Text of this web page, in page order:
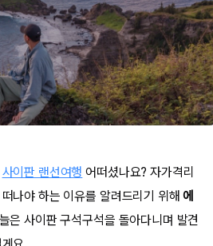
사이판 랜선여행 어떠셨나요? 자가격리
나야 하는 이유를 알려드리기 위해에
은 사이판 구석구석을 돌아다니며 발견